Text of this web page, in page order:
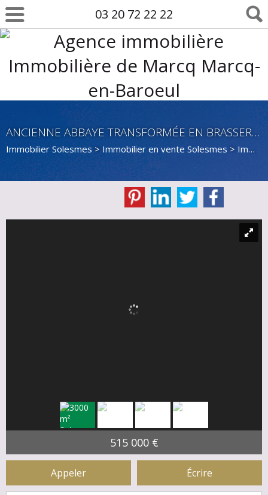
03 20 72 22 22
ANCIENNE ABBAYE TRANSFORMÉE EN BRASSERIE PLUS DE 3000 M2 DE SURFACE PLANCHER AVEC PARC ET HABITATION
Immobilier Solesmes > Immobilier en vente Solesmes > Immeuble en vente Solesmes
515 000 €
Appeler Écrire